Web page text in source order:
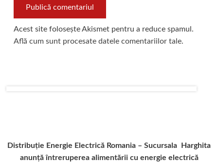
Acest site folosește Akismet pentru a reduce spamul.
Află cum sunt procesate datele comentariilor tale.
Distribuție Energie Electrică Romania – Sucursala Harghita
anunță întreruperea alimentării cu energie electrică